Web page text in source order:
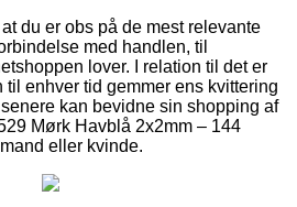
du er obs på de mest relevante
med handlen, til
lover. I relation til det er
til enhver tid gemmer ens kvittering
kan bevidne sin shopping af
Mørk Havblå 2x2mm – 144
eller kvinde.